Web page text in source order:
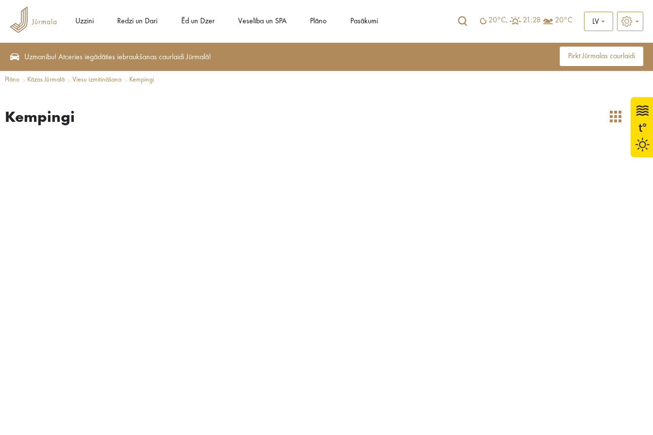
Uzzini Redzi un Dari Ēd un Dzer Veselība un SPA Plāno Pasākumi 20°C, 21:28 20°C LV
Uzmanību! Atceries iegādāties iebraukšanas caurlaidi Jūrmalā! Pirkt Jūrmalas caurlaidi
Plāno Kāzas Jūrmalā Viesu izmitināšana Kempingi
Kempingi